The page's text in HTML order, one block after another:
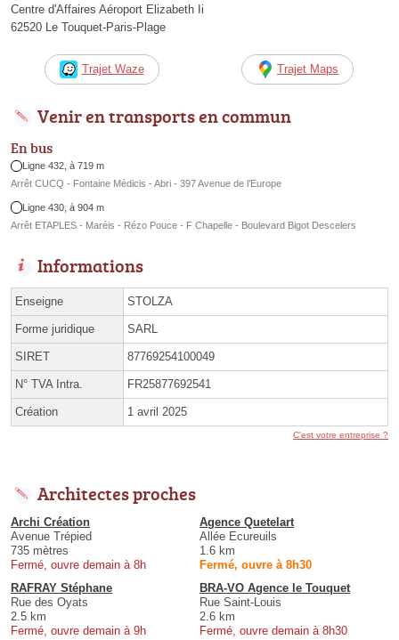
Centre d'Affaires Aéroport Elizabeth Ii
62520 Le Touquet-Paris-Plage
Trajet Waze Trajet Maps
Venir en transports en commun
En bus
Ligne 432, à 719 m
Arrêt CUCQ - Fontaine Médicis - Abri - 397 Avenue de l’Europe
Ligne 430, à 904 m
Arrêt ETAPLES - Maréis - Rézo Pouce - F Chapelle - Boulevard Bigot Descelers
Informations
Enseigne STOLZA
Forme juridique SARL
SIRET 87769254100049
N° TVA Intra. FR25877692541
Création 1 avril 2025
C'est votre entreprise ?
Architectes proches
Archi Création
Avenue Trépied
735 mètres
Fermé, ouvre demain à 8h
Agence Quetelart
Allée Ecureuils
1.6 km
Fermé, ouvre à 8h30
RAFRAY Stéphane
Rue des Oyats
2.5 km
Fermé, ouvre demain à 9h
BRA-VO Agence le Touquet
Rue Saint-Louis
2.6 km
Fermé, ouvre demain à 8h30